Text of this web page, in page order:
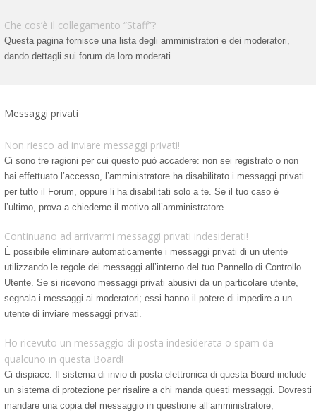
Che cos’è il collegamento “Staff”?
Questa pagina fornisce una lista degli amministratori e dei moderatori,
dando dettagli sui forum da loro moderati.
Messaggi privati
Non riesco ad inviare messaggi privati!
Ci sono tre ragioni per cui questo può accadere: non sei registrato o non
hai effettuato l’accesso, l’amministratore ha disabilitato i messaggi privati
per tutto il Forum, oppure li ha disabilitati solo a te. Se il tuo caso è
l’ultimo, prova a chiederne il motivo all’amministratore.
Continuano ad arrivarmi messaggi privati indesiderati!
È possibile eliminare automaticamente i messaggi privati ​​di un utente
utilizzando le regole dei messaggi all’interno del tuo Pannello di Controllo
Utente. Se si ricevono messaggi privati ​​abusivi da un particolare utente,
segnala i messaggi ai moderatori; essi hanno il potere di impedire a un
utente di inviare messaggi privati​​.
Ho ricevuto un messaggio di posta indesiderata o spam da
qualcuno in questa Board!
Ci dispiace. Il sistema di invio di posta elettronica di questa Board include
un sistema di protezione per risalire a chi manda questi messaggi. Dovresti
mandare una copia del messaggio in questione all’amministratore,